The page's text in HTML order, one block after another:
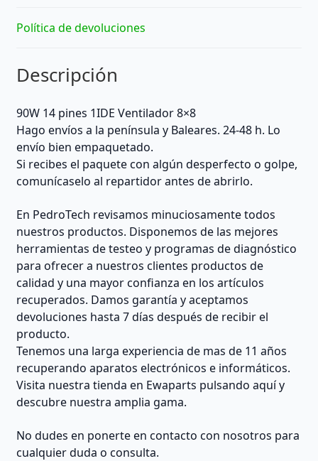
Política de devoluciones
Descripción
90W 14 pines 1IDE Ventilador 8×8
Hago envíos a la península y Baleares. 24-48 h. Lo
envío bien empaquetado.
Si recibes el paquete con algún desperfecto o golpe,
comunícaselo al repartidor antes de abrirlo.
En PedroTech revisamos minuciosamente todos
nuestros productos. Disponemos de las mejores
herramientas de testeo y programas de diagnóstico
para ofrecer a nuestros clientes productos de
calidad y una mayor confianza en los artículos
recuperados. Damos garantía y aceptamos
devoluciones hasta 7 días después de recibir el
producto.
Tenemos una larga experiencia de mas de 11 años
recuperando aparatos electrónicos e informáticos.
Visita nuestra tienda en Ewaparts pulsando aquí y
descubre nuestra amplia gama.
No dudes en ponerte en contacto con nosotros para
cualquier duda o consulta.